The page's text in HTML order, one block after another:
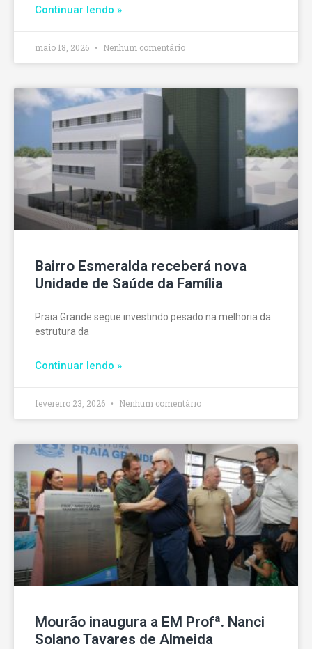
Continuar lendo »
maio 18, 2026 Nenhum comentário
Bairro Esmeralda receberá nova
Unidade de Saúde da Família
Praia Grande segue investindo pesado na melhoria da
estrutura da
Continuar lendo »
fevereiro 23, 2026 Nenhum comentário
Mourão inaugura a EM Profª. Nanci
Solano Tavares de Almeida